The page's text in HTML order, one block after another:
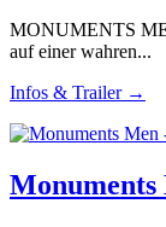
MONUMENTS
auf einer wahren...
Infos & Trailer →
Monuments